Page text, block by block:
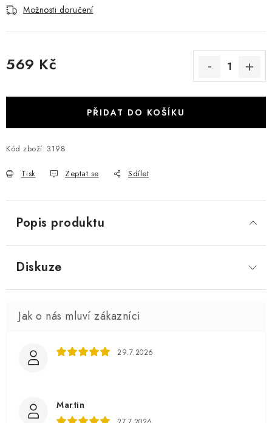
Možnosti doručení
569 Kč
PŘIDAT DO KOŠÍKU
Kód zboží: 3198
Tisk Zeptat se Sdílet
Popis produktu
Diskuze
29.7.2026
Martin